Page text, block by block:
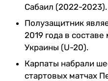
Сабаил (2022-2023).
Полузащитник
2019 года в
Украины (U-20).
Карпаты набрали
стартовых матчах